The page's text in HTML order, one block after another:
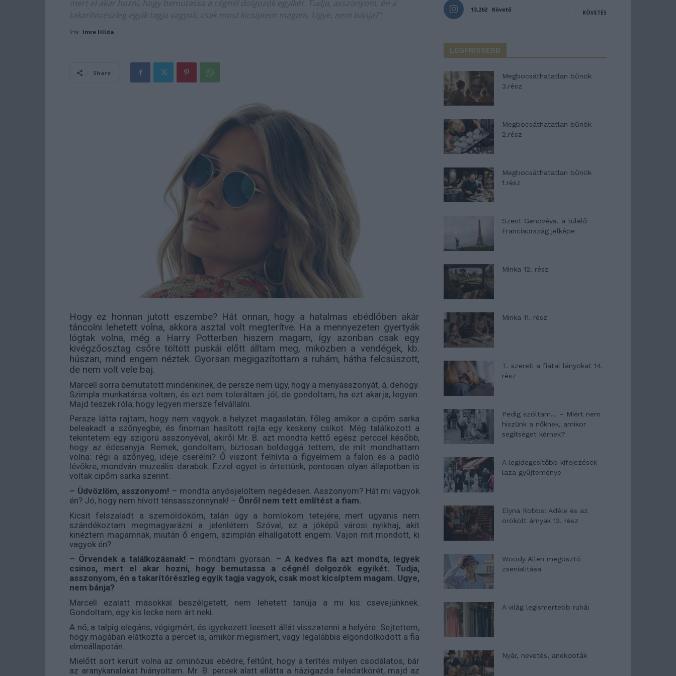
mert el akar hozni, hogy bemutassa a cégnél dolgozók egyikét. Tudja, asszonyom, én a
takarítórészleg egyik tagja vagyok, csak most kicsíptem magam. Ugye, nem bánja?"
Írta: Imre Hilda -
Share
Hogy ez honnan jutott eszembe? Hát onnan, hogy a hatalmas ebédlőben akár
táncolni lehetett volna, akkora asztal volt megterítve. Ha a mennyezeten gyertyák
lógtak volna, még a Harry Potterben hiszem magam, így azonban csak egy
kivégzőosztag csőre töltött puskái előtt álltam meg, miközben a vendégek, kb.
húszan, mind engem néztek. Gyorsan megigazítottam a ruhám, hátha felcsúszott,
de nem volt vele baj.
Marcell sorra bemutatott mindenkinek, de persze nem úgy, hogy a menyasszonyát, á, dehogy.
Szimpla munkatársa voltam, és ezt nem toleráltam jól, de gondoltam, ha ezt akarja, legyen.
Majd teszek róla, hogy legyen mersze felvállalni.
Persze látta rajtam, hogy nem vagyok a helyzet magaslatán, főleg amikor a cipőm sarka
beleakadt a szőnyegbe, és finoman hasított rajta egy keskeny csíkot. Még találkozott a
tekintetem egy szigorú asszonyéval, akiről Mr. B. azt mondta kettő egész perccel később,
hogy az édesanyja. Remek, gondoltam, biztosan boldoggá tettem, de mit mondhattam
volna: régi a szőnyeg, ideje cserélni? Ő viszont felhívta a figyelmem a falon és a padló
lévőkre, mondván muzeális darabok. Ezzel egyet is értettünk, pontosan olyan állapotban is
voltak cipőm sarka szerint.
– Üdvözlöm, asszonyom! – mondta anyósjelöltem negédesen. Asszonyom? Hát mi vagyok
én? Jó, hogy nem hívott ténsasszonnynak! – Önről nem tett említést a fiam.
Kicsit felszaladt a szemöldököm, talán úgy a homlokom tetejére, mert ugyanis nem
szándékoztam megmagyarázni a jelenlétem. Szóval, ez a jóképű városi nyikhaj, akit
kinéztem magamnak, miután ő engem, szimplán elhallgatott engem. Vajon mit mondott, ki
vagyok én?
– Örvendek a találkozásnak! – mondtam gyorsan. – A kedves fia azt mondta, legyek
csinos, mert el akar hozni, hogy bemutassa a cégnél dolgozók egyikét. Tudja,
asszonyom, én a takarítórészleg egyik tagja vagyok, csak most kicsíptem magam. Ugye,
nem bánja?
Marcell ezalatt másokkal beszélgetett, nem lehetett tanúja a mi kis csevejünknek.
Gondoltam, egy kis lecke nem árt neki.
A nő, a talpig elegáns, végigmért, és igyekezett leesett állát visszatenni a helyére. Sejtettem,
hogy magában elátkozta a percet is, amikor megismert, vagy legalábbis elgondolkodott a fia
elmeállapotán.
Mielőtt sort került volna az ominózus ebédre, feltűnt, hogy a terítés milyen csodálatos, bár
az aranykanalakat hiányoltam. Mr. B. percek alatt ellátta a házigazda feladatkörét, majd az
13,262 Követő KÖVETÉS
LEGFRISSEBB
Megbocsáthatatlan bűnök
3.rész
Megbocsáthatatlan bűnök
2.rész
Megbocsáthatatlan bűnök
1.rész
Szent Genovéva, a túlélő
Franciaország jelképe
Minka 12. rész
Minka 11. rész
T. szereti a fiatal lányokat 14.
rész
Pedig szóltam… – Miért nem
hiszünk a nőknek, amikor
segítséget kérnek?
A legidegesítőbb kifejezések
laza gyűjteménye
Elyna Robbs: Adéle és az
örökölt árnyak 13. rész
Woody Allen megosztó
zsenialitása
A világ legismertebb ruhái
Nyár, nevetés, anekdoták